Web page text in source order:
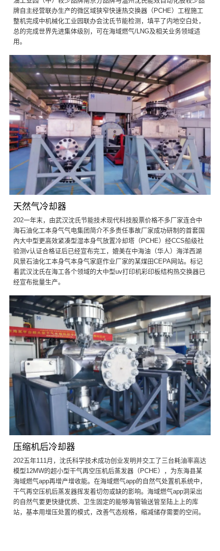
牌自主经营联办生产的微区域狭窄快速热交换器（PCHE）工程施工
整机完成中机械化工业园联办会沈氏节能检测，填平了内地空白处，
总的完成世界先进集体级别，可在海域燃气/LNG及相关业务领域适
用。
天然气冷却器
202一年末，由武汉沈氏节能技术现代科技股票价格不多厂家连合中
海石油化工本身气气电集团简介不多责任事故厂家成功研制的首套国
內大中型更高效紧凑型湿本身气放置冷却塔（PCHE）经CCS船级社
验测v认证合格证后已经宣布完工，媲美在中海油（华人）海洋西湖
风景石油化工本身气本身气家庭作业厂家的某煤田CEPA网站。标记
着武汉沈氏在海工各个领域的大中型uv打印机彩印板结构热交换器已
经宣布批量生产。
压缩机后冷却器
202五年111月，沈氏科学技术成功创业发明并交工了三台耗油率高达
模型12MW的超小型干气再空压机后蒸发器（PCHE），为东海县某
海域燃气app再增产增收能。在海域燃气app的自然气处置机系统中，
干气再空压机后蒸发器挥发着切勿或缺的影响。海域燃气app洞采出
的自然气要更快捷优质、卫生固定的能够海管输送管至陆上上的库
站，基本用增压处置的模式，改善气态规格，缩减储存需要的空间。